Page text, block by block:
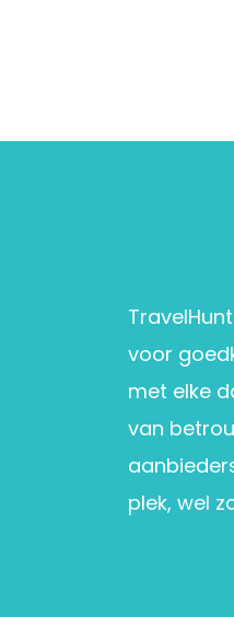
voor
met elke
van
plek, wel